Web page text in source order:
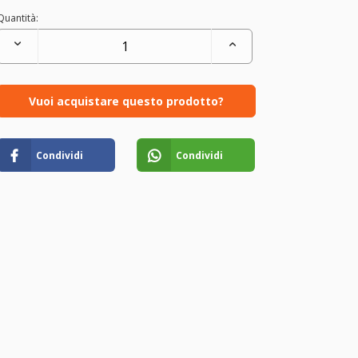
Vuoi acquistare questo prodotto?
Condividi Condividi